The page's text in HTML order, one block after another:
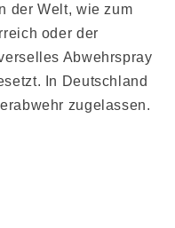
der Welt, wie zum
oder der
Abwehrspray
In Deutschland
zugelassen.